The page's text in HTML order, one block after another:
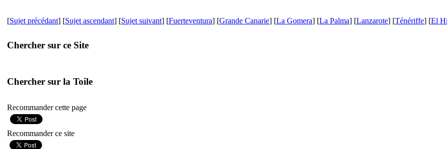
[Sujet précédant] [Sujet ascendant] [Sujet suivant] [Fuerteventura] [Grande Canarie] [La Gomera] [La Palma] [Lanzarote] [Ténériffe] [El
Chercher sur ce Site
Chercher sur la Toile
Recommander cette page
Recommander ce site